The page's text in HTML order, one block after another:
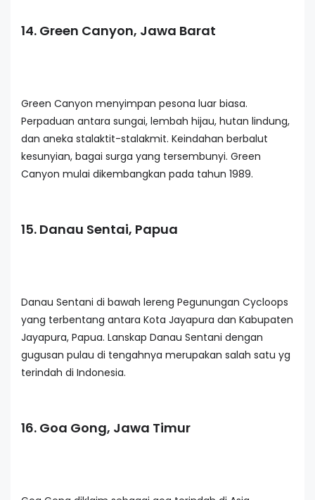
14. Green Canyon, Jawa Barat
Green Canyon menyimpan pesona luar biasa.
Perpaduan antara sungai, lembah hijau, hutan lindung,
dan aneka stalaktit-stalakmit. Keindahan berbalut
kesunyian, bagai surga yang tersembunyi. Green
Canyon mulai dikembangkan pada tahun 1989.
15. Danau Sentai, Papua
Danau Sentani di bawah lereng Pegunungan Cycloops
yang terbentang antara Kota Jayapura dan Kabupaten
Jayapura, Papua. Lanskap Danau Sentani dengan
gugusan pulau di tengahnya merupakan salah satu yg
terindah di Indonesia.
16. Goa Gong, Jawa Timur